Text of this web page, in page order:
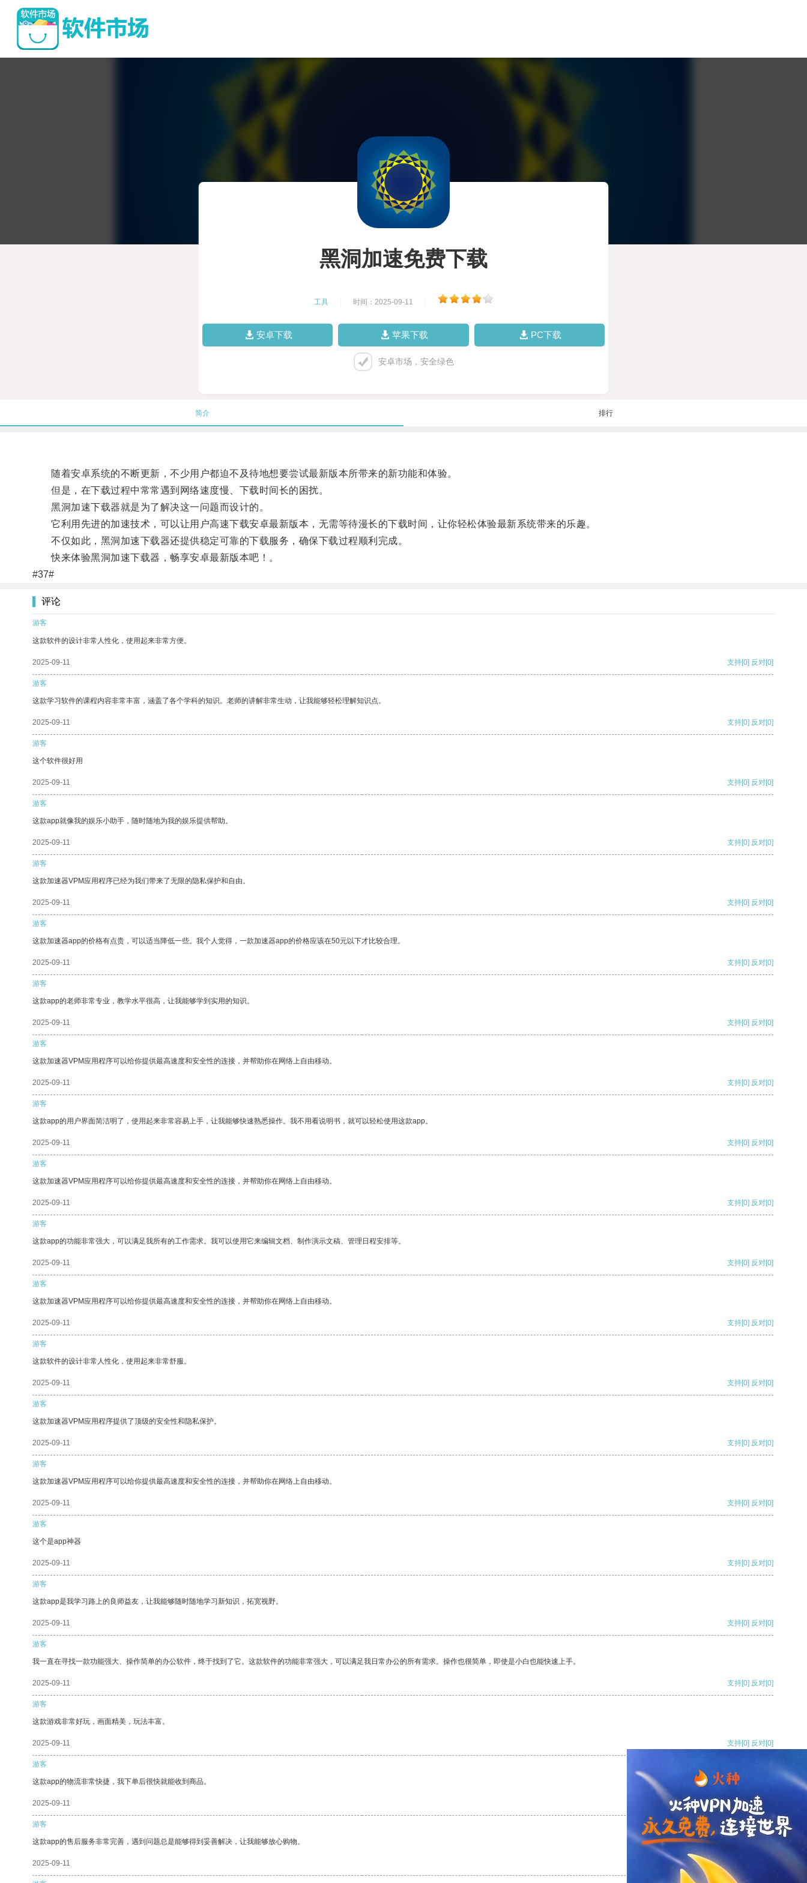
黑洞加速免费下载
工具 时间：2025-09-11
安卓下载 苹果下载 PC下载
安卓市场，安全绿色
简介 排行
随着安卓系统的不断更新，不少用户都迫不及待地想要尝试最新版本所带来的新功能和体验。
但是，在下载过程中常常遇到网络速度慢、下载时间长的困扰。
黑洞加速下载器就是为了解决这一问题而设计的。
它利用先进的加速技术，可以让用户高速下载安卓最新版本，无需等待漫长的下载时间，让你轻松体验最新系统带来的乐趣。
不仅如此，黑洞加速下载器还提供稳定可靠的下载服务，确保下载过程顺利完成。
快来体验黑洞加速下载器，畅享安卓最新版本吧！。
#37#
评论
游客
这款软件的设计非常人性化，使用起来非常方便。
2025-09-11 支持[0] 反对[0]
游客
这款学习软件的课程内容非常丰富，涵盖了各个学科的知识。老师的讲解非常生动，让我能够轻松理解知识点。
2025-09-11 支持[0] 反对[0]
游客
这个软件很好用
2025-09-11 支持[0] 反对[0]
游客
这款app就像我的娱乐小助手，随时随地为我的娱乐提供帮助。
2025-09-11 支持[0] 反对[0]
游客
这款加速器VPM应用程序已经为我们带来了无限的隐私保护和自由。
2025-09-11 支持[0] 反对[0]
游客
这款加速器app的价格有点贵，可以适当降低一些。我个人觉得，一款加速器app的价格应该在50元以下才比较合理。
2025-09-11 支持[0] 反对[0]
游客
这款app的老师非常专业，教学水平很高，让我能够学到实用的知识。
2025-09-11 支持[0] 反对[0]
游客
这款加速器VPM应用程序可以给你提供最高速度和安全性的连接，并帮助你在网络上自由移动。
2025-09-11 支持[0] 反对[0]
游客
这款app的用户界面简洁明了，使用起来非常容易上手，让我能够快速熟悉操作。我不用看说明书，就可以轻松使用这款app。
2025-09-11 支持[0] 反对[0]
游客
这款加速器VPM应用程序可以给你提供最高速度和安全性的连接，并帮助你在网络上自由移动。
2025-09-11 支持[0] 反对[0]
游客
这款app的功能非常强大，可以满足我所有的工作需求。我可以使用它来编辑文档、制作演示文稿、管理日程安排等。
2025-09-11 支持[0] 反对[0]
游客
这款加速器VPM应用程序可以给你提供最高速度和安全性的连接，并帮助你在网络上自由移动。
2025-09-11 支持[0] 反对[0]
游客
这款软件的设计非常人性化，使用起来非常舒服。
2025-09-11 支持[0] 反对[0]
游客
这款加速器VPM应用程序提供了顶级的安全性和隐私保护。
2025-09-11 支持[0] 反对[0]
游客
这款加速器VPM应用程序可以给你提供最高速度和安全性的连接，并帮助你在网络上自由移动。
2025-09-11 支持[0] 反对[0]
游客
这个是app神器
2025-09-11 支持[0] 反对[0]
游客
这款app是我学习路上的良师益友，让我能够随时随地学习新知识，拓宽视野。
2025-09-11 支持[0] 反对[0]
游客
我一直在寻找一款功能强大、操作简单的办公软件，终于找到了它。这款软件的功能非常强大，可以满足我日常办公的所有需求。操作也很简单，即使是小白也能快速上手。
2025-09-11 支持[0] 反对[0]
游客
这款游戏非常好玩，画面精美，玩法丰富。
2025-09-11 支持[0] 反对[0]
游客
这款app的物流非常快捷，我下单后很快就能收到商品。
2025-09-11 支持[0] 反对
游客
这款app的售后服务非常完善，遇到问题总是能够得到妥善解决，让我能够放心购物。
2025-09-11 支持